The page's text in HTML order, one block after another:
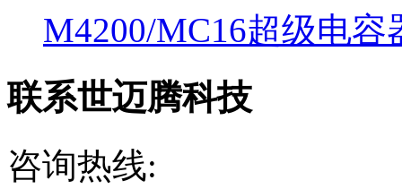
M4200/MC16超级电容
联系世迈腾科技
咨询热线: